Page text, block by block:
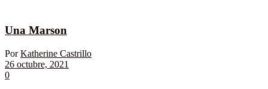
Una Marson
Por Katherine Castrillo
26 octubre, 2021
0